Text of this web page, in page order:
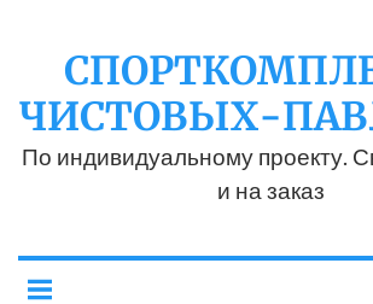
ЧИСТОВЫХ-
По индивидуальному проекту.
и на заказ